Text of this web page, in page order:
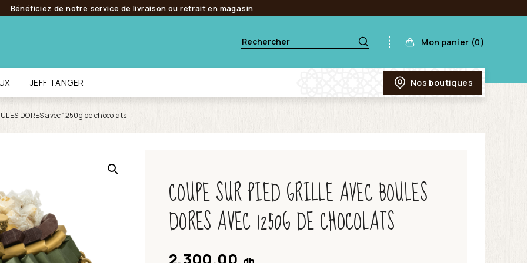
Bénéficiez de notre service de livraison ou retrait en magasin
Mon panier (0)
JEFF TANGER Nos boutiques
DORES avec 1250g de chocolats
COUPE SUR PIED GRILLE AVEC BOULES
DORES AVEC 1250G DE CHOCOLATS
2,300.00